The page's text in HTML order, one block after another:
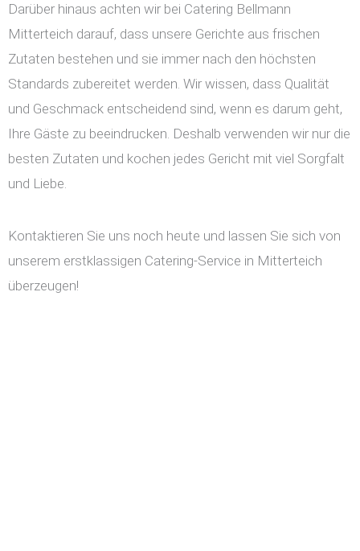
Darüber hinaus achten wir bei Catering Bellmann
Mitterteich darauf, dass unsere Gerichte aus frischen
Zutaten bestehen und sie immer nach den höchsten
Standards zubereitet werden. Wir wissen, dass Qualität
und Geschmack entscheidend sind, wenn es darum geht,
Ihre Gäste zu beeindrucken. Deshalb verwenden wir nur die
besten Zutaten und kochen jedes Gericht mit viel Sorgfalt
und Liebe.
Kontaktieren Sie uns noch heute und lassen Sie sich von
unserem erstklassigen Catering-Service in Mitterteich
überzeugen!